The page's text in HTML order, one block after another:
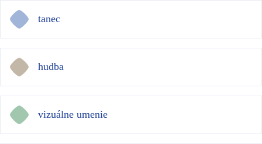
tanec
hudba
vizuálne umenie